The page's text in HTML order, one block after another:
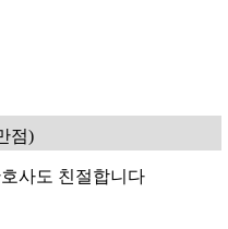
점)
사도 친절합니다